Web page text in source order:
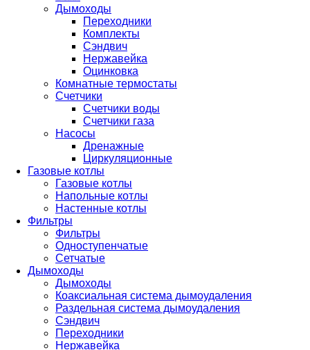
Дымоходы
Переходники
Комплекты
Сэндвич
Нержавейка
Оцинковка
Комнатные термостаты
Счетчики
Счетчики воды
Счетчики газа
Насосы
Дренажные
Циркуляционные
Газовые котлы
Газовые котлы
Напольные котлы
Настенные котлы
Фильтры
Фильтры
Одноступенчатые
Сетчатые
Дымоходы
Дымоходы
Коаксиальная система дымоудаления
Раздельная система дымоудаления
Сэндвич
Переходники
Нержавейка